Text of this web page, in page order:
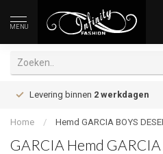
MENU
Levering binnen 2 werkdagen
Home / Hemd GARCIA BOYS
GARCIA Hemd GARCIA